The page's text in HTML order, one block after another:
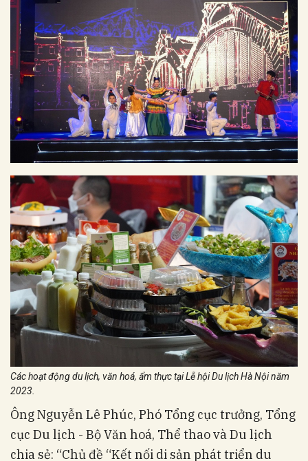
Các hoạt động du lịch, văn hoá, ẩm thực tại Lễ hội Du lịch Hà Nội năm
2023.
Ông Nguyễn Lê Phúc, Phó Tổng cục trưởng, Tổng
cục Du lịch - Bộ Văn hoá, Thể thao và Du lịch
chia sẻ: “Chủ đề “Kết nối di sản phát triển du